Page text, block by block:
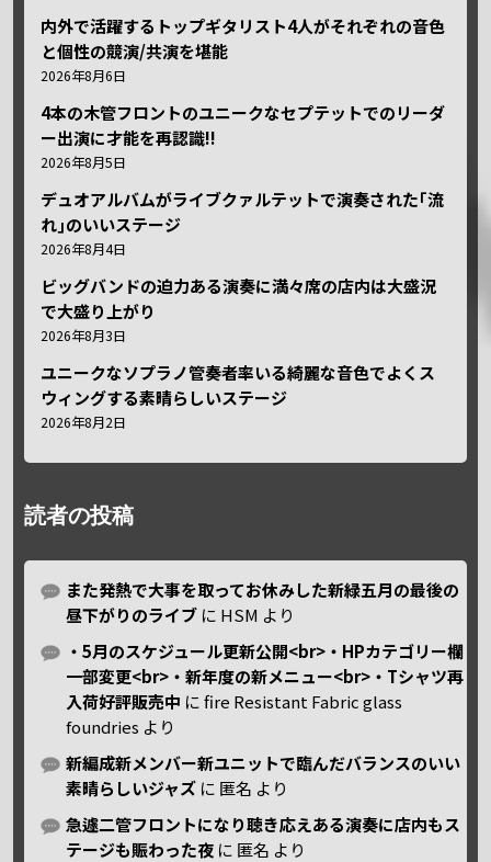
内外で活躍するトップギタリスト4人がそれぞれの音色
と個性の競演/共演を堪能
2026年8月6日
4本の木管フロントのユニークなセプテットでのリーダ
ー出演に才能を再認識!!
2026年8月5日
デュオアルバムがライブクァルテットで演奏された｢流
れ｣のいいステージ
2026年8月4日
ビッグバンドの迫力ある演奏に満々席の店内は大盛況
で大盛り上がり
2026年8月3日
ユニークなソプラノ管奏者率いる綺麗な音色でよくス
ウィングする素晴らしいステージ
2026年8月2日
読者の投稿
また発熱で大事を取ってお休みした新緑五月の最後の
昼下がりのライブ に HSM より
・5月のスケジュール更新公開<br>・HPカテゴリー欄
一部変更<br>・新年度の新メニュー<br>・Tシャツ再
入荷好評販売中 にfire Resistant Fabric glass
foundries より
新編成新メンバー新ユニットで臨んだバランスのいい
素晴らしいジャズ に 匿名 より
急遽二管フロントになり聴き応えある演奏に店内もス
テージも賑わった夜 に 匿名 より